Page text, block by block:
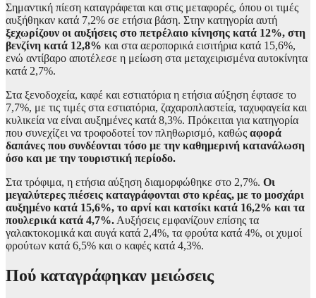
Σημαντική πίεση καταγράφεται και στις μεταφορές, όπου οι τιμές
αυξήθηκαν κατά 7,2% σε ετήσια βάση. Στην κατηγορία αυτή
ξεχωρίζουν οι αυξήσεις στο πετρέλαιο κίνησης κατά 12%, στη
βενζίνη κατά 12,8% και στα αεροπορικά εισιτήρια κατά 15,6%,
ενώ αντίβαρο αποτέλεσε η μείωση στα μεταχειρισμένα αυτοκίνητα
κατά 2,7%.
Στα ξενοδοχεία, καφέ και εστιατόρια η ετήσια αύξηση έφτασε το
7,7%, με τις τιμές στα εστιατόρια, ζαχαροπλαστεία, ταχυφαγεία και
κυλικεία να είναι αυξημένες κατά 8,3%. Πρόκειται για κατηγορία
που συνεχίζει να τροφοδοτεί τον πληθωρισμό, καθώς αφορά
δαπάνες που συνδέονται τόσο με την καθημερινή κατανάλωση
όσο και με την τουριστική περίοδο.
Στα τρόφιμα, η ετήσια αύξηση διαμορφώθηκε στο 2,7%. Οι
μεγαλύτερες πιέσεις καταγράφονται στο κρέας, με το μοσχάρι
αυξημένο κατά 15,6%, το αρνί και κατσίκι κατά 16,2% και τα
πουλερικά κατά 4,7%. Αυξήσεις εμφανίζουν επίσης τα
γαλακτοκομικά και αυγά κατά 2,4%, τα φρούτα κατά 4%, οι χυμοί
φρούτων κατά 6,5% και ο καφές κατά 4,3%.
Πού καταγράφηκαν μειώσεις